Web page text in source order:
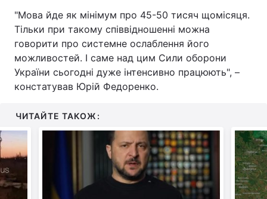
"Мова йде як мінімум про 45-50 тисяч щомісяця.
Тільки при такому співвідношенні можна
говорити про системне ослаблення його
можливостей. І саме над цим Сили оборони
України сьогодні дуже інтенсивно працюють", –
констатував Юрій Федоренко.
ЧИТАЙТЕ ТАКОЖ: